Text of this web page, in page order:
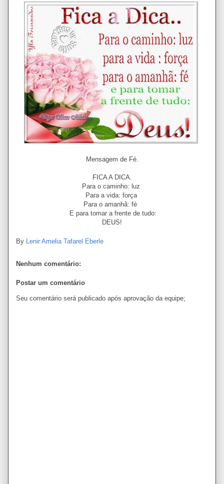
Mensagem de Fé.
FICA A DICA.
Para o caminho: luz
Para a vida: força
Para o amanhã: fé
E para tomar a frente de tudo:
DEUS!
By Lenir Amelia Tafarel Eberle
Nenhum comentário:
Postar um comentário
Seu comentário será publicado após aprovação da equipe;